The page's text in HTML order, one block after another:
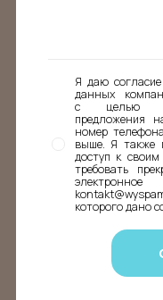
Я даю
данных
с целью
предложения
номер
выше. Я также
доступ к
требовать
которого дано